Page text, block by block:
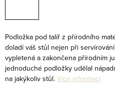
Podložka pod talíř z přírodního
doladí váš stůl nejen při
vypletená a zakončena přírodním
jednoduché podložky udělal
na jakýkoliv stůl. Více informací